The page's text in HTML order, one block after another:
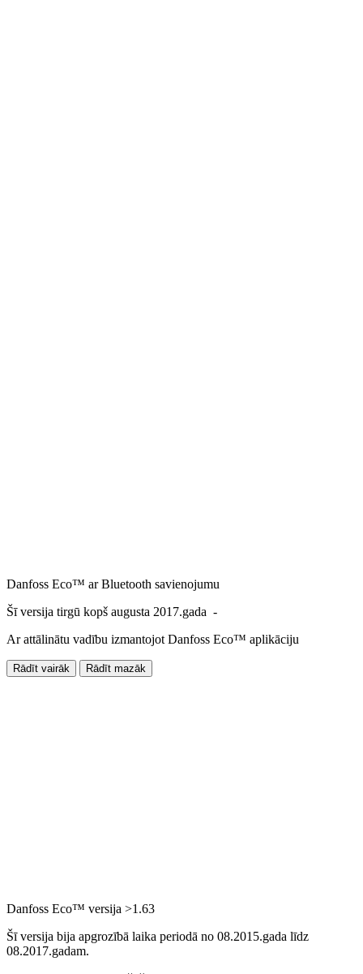
Danfoss Eco™ ar Bluetooth savienojumu
Šī versija tirgū kopš augusta 2017.gada -
Ar attālinātu vadību izmantojot Danfoss Eco™ aplikāciju
Rādīt vairāk Rādīt mazāk
Danfoss Eco™ versija >1.63
Šī versija bija apgrozībā laika periodā no 08.2015.gada līdz
08.2017.gadam.